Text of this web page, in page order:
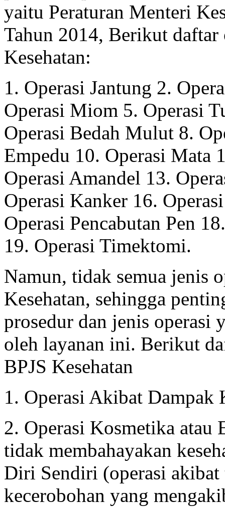
yaitu Peraturan Menteri
Tahun 2014, Berikut daftar
Kesehatan:
1. Operasi Jantung 2.
Operasi Miom 5. Operasi
Operasi Bedah Mulut 8.
Empedu 10. Operasi Mata
Operasi Amandel 13.
Operasi Kanker 16.
Operasi Pencabutan Pen
19. Operasi Timektomi.
Namun, tidak semua jenis
Kesehatan, sehingga
prosedur dan jenis operasi
oleh layanan ini. Berikut
BPJS Kesehatan
1. Operasi Akibat Dampak
2. Operasi Kosmetika atau
tidak membahayakan
Diri Sendiri (operasi
kecerobohan yang